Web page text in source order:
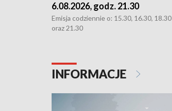
6.08.2026, godz. 21.30
Emisja codziennie o: 15.30, 16.30, 18.30
oraz 21.30
INFORMACJE